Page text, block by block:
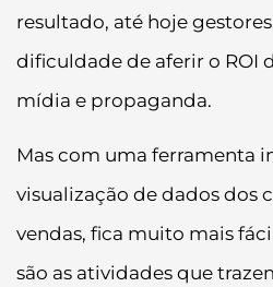
resultado, até hoje
dificuldade de aferir o ROI
mídia e propaganda.
Mas com uma ferramenta
visualização de dados dos
vendas, fica muito mais
são as atividades que